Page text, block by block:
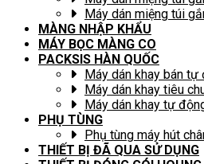
Máy dán miệng túi
MÀNG NHẬP KHẨU
MÁY BỌC MÀNG CO
PACKSIS HÀN QUỐC
Máy dán khay bán
Máy dán khay tiêu
Máy dán khay tự
PHỤ TÙNG
Phụ tùng máy hút
THIẾT BỊ ĐÃ QUA SỬ DỤNG